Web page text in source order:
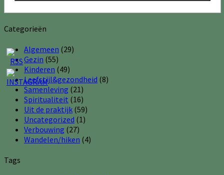
Categorieën
Algemeen (29)
Gezin (55)
Kinderen (49)
Leefstijl&gezondheid (8)
Samenleving (21)
Spiritualiteit (16)
Uit de praktijk (59)
Uncategorized (1)
Verbouwing (27)
Wandelen/hiken (4)
Tags